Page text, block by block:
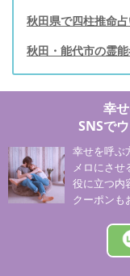
秋田県で四柱推命
秋田・能代市の霊
幸
SNSで
幸せを呼ぶ
メロにさ
役に立つ内
クーポンも